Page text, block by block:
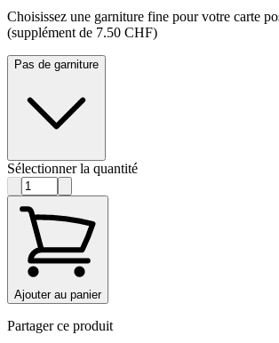
Choisissez une garniture fine pour votre carte
(supplément de 7.50 CHF)
Pas de garniture
Sélectionner la quantité
Ajouter au panier
Partager ce produit